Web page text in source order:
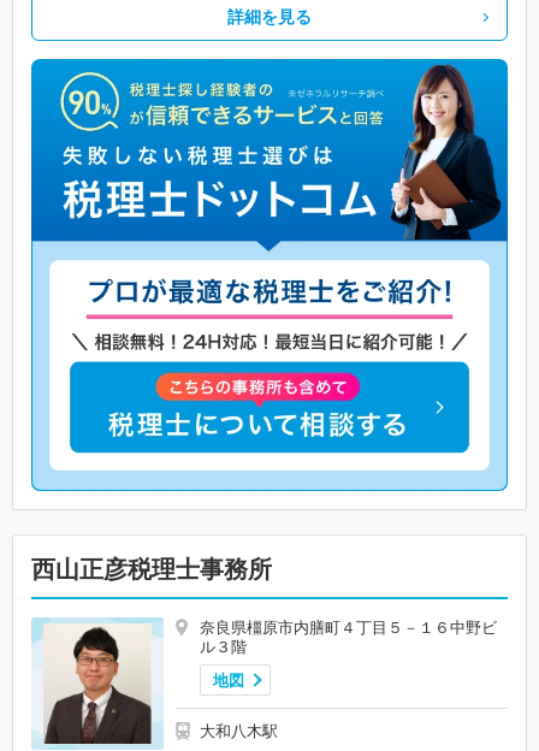
詳細を見る
西山正彦税理士事務所
奈良県橿原市内膳町４丁目５－１６中野ビ
ル３階
地図
大和八木駅